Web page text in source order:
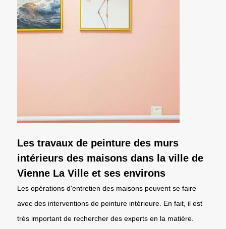
Les travaux de peinture des murs
intérieurs des maisons dans la ville de
Vienne La Ville et ses environs
Les opérations d'entretien des maisons peuvent se faire
avec des interventions de peinture intérieure. En fait, il est
très important de rechercher des experts en la matière.